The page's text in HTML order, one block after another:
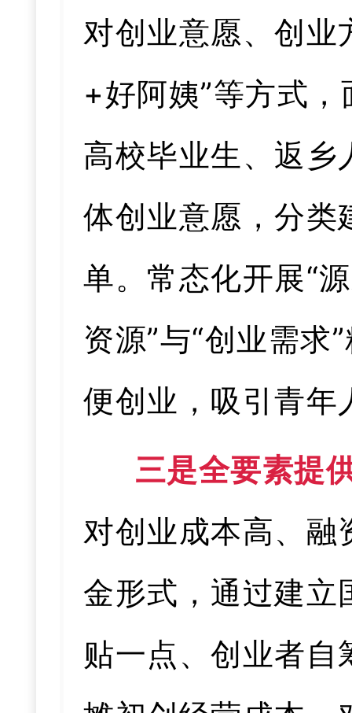
对创业意愿、创业
+好阿姨”等方式
高校毕业生、返乡
体创业意愿，分类
单。常态化开展“
资源”与“创业需求
便创业，吸引青年
三是全要素提
对创业成本高、融
金形式，通过建立
贴一点、创业者自